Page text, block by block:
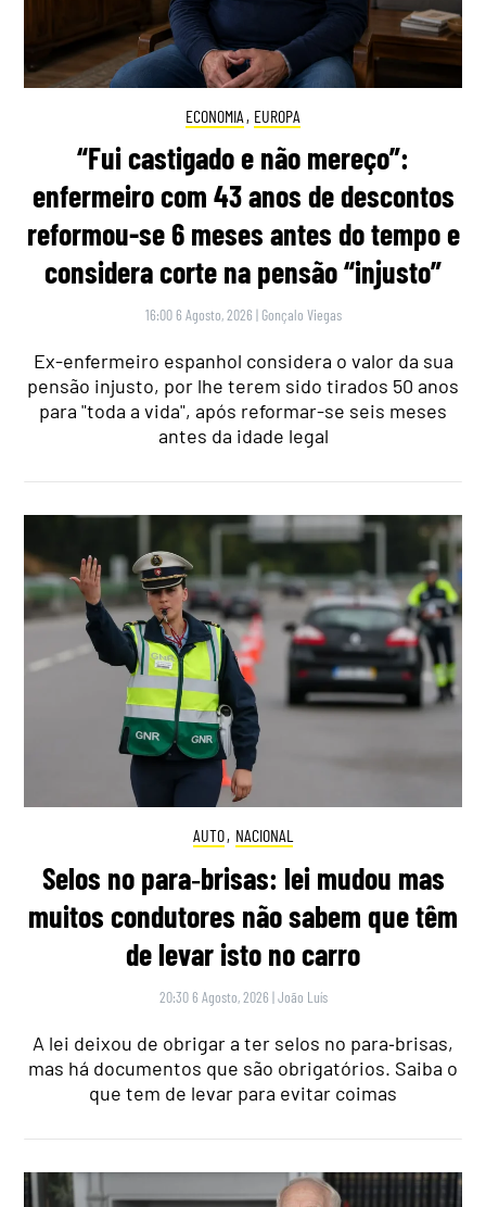
ECONOMIA , EUROPA
“Fui castigado e não mereço”:
enfermeiro com 43 anos de descontos
reformou-se 6 meses antes do tempo e
considera corte na pensão “injusto”
16:00 6 Agosto, 2026 | Gonçalo Viegas
Ex-enfermeiro espanhol considera o valor da sua
pensão injusto, por lhe terem sido tirados 50 anos
para "toda a vida", após reformar-se seis meses
antes da idade legal
AUTO, NACIONAL
Selos no para‑brisas: lei mudou mas
muitos condutores não sabem que têm
de levar isto no carro
20:30 6 Agosto, 2026 |João Luís
A lei deixou de obrigar a ter selos no para‑brisas,
mas há documentos que são obrigatórios. Saiba o
que tem de levar para evitar coimas